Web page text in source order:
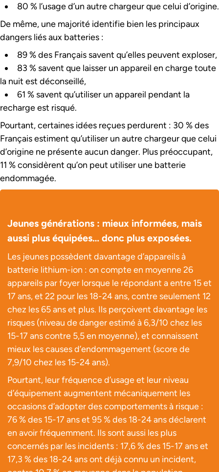
80 % l’usage d’un autre chargeur que celui d’origine.
De même, une majorité identifie bien les principaux
dangers liés aux batteries :
89 % des Français savent qu’elles peuvent exploser,
83 % savent que laisser un appareil en charge toute
la nuit est déconseillé,
61 % savent qu’utiliser un appareil pendant la
recharge est risqué.
Pourtant, certaines idées reçues perdurent : 30 % des
Français estiment qu’utiliser un autre chargeur que celui
d’origine ne présente aucun danger. Plus préoccupant,
11 % considèrent qu’on peut utiliser une batterie
endommagée.
Jeunes générations : mieux informées, mais
aussi plus équipées… donc plus exposées.
Les jeunes possèdent davantage d’appareils à
batterie lithium-ion : on compte en moyenne 26
appareils par foyer lorsque le répondant a entre 15 et
17 ans, et 22 pour les 18-24 ans, contre seulement 12
chez les 65 ans et plus. Ils perçoivent davantage les
risques (niveau de danger estimé à 6,3/10 chez les
15-17 ans contre 5,5 en moyenne), et connaissent
mieux les causes d’endommagement (score de
7,9/10 chez les 15-24 ans).
Pourtant, leur fréquence d’usage et leur niveau
d’équipement augmentent mécaniquement les
occasions d’adopter des comportements à risque :
76 % des 15-17 ans et 95 % des 18-24 ans déclarent
en avoir fréquemment. Ils sont aussi les plus
concernés par les incidents : 17,6 % des 15-17 ans et
17,3 % des 18-24 ans ont déjà connu un incident,